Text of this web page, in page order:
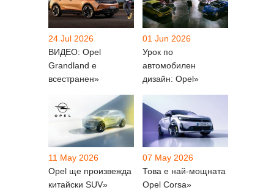
24 Jul 2026
ВИДЕО: Opel
Grandland е
всестранен»
01 Jun 2026
Урок по
автомобилен
дизайн: Opel»
11 May 2026
Opel ще произвежда
китайски SUV»
07 May 2026
Това е най-мощната
Opel Corsa»